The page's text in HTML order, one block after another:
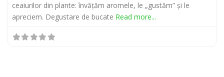
ceaiurilor din plante: învățăm aromele, le „gustăm” și le
apreciem. Degustare de bucate Read more...